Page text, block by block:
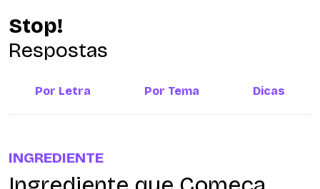
Stop!
Respostas
Por Letra Por Tema Dicas
INGREDIENTE